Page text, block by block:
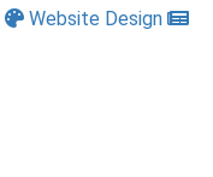
Website Design